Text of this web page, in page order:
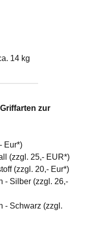
14 kg
zur
Eur*)
(zzgl. 25,- EUR*)
(zzgl. 20,- Eur*)
- Silber (zzgl. 26,-
- Schwarz (zzgl.